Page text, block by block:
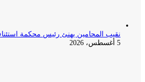
نقيب المحامين يهنئ رئيس محكمة
5 أغسطس، 2026